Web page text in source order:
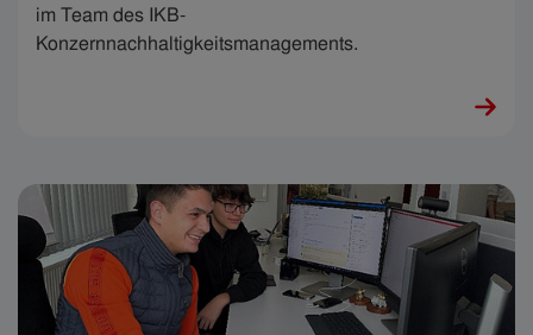
im Team des IKB-
Konzernnachhaltigkeitsmanagements.